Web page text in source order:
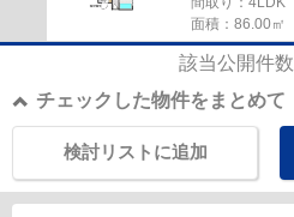
面積：86.00㎡
該当公開件数
チェックした物件をまとめて
検討リストに追加